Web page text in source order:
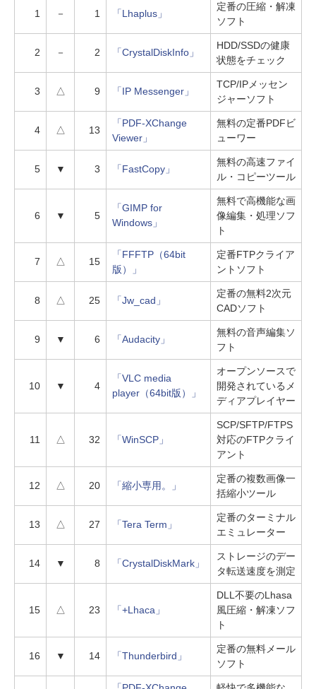
1 － 1 「Lhaplus」
定番の圧縮・解凍
ソフト
2 － 2 「CrystalDiskInfo」
HDD/SSDの健康
状態をチェック
3 △ 9 「IP Messenger」
TCP/IPメッセン
ジャーソフト
4 △ 13
「PDF-XChange
Viewer」
無料の定番PDFビ
ューワー
5 ▼ 3 「FastCopy」
無料の高速ファイ
ル・コピーツール
6 ▼ 5
「GIMP for
Windows」
無料で高機能な画
像編集・処理ソフ
ト
7 △ 15
「FFFTP（64bit
版）」
定番FTPクライア
ントソフト
8 △ 25 「Jw_cad」
定番の無料2次元
CADソフト
9 ▼ 6 「Audacity」
無料の音声編集ソ
フト
10 ▼ 4
「VLC media
player（64bit版）」
オープンソースで
開発されているメ
ディアプレイヤー
11 △ 32 「WinSCP」
SCP/SFTP/FTPS
対応のFTPクライ
アント
12 △ 20 「縮小専用。」
定番の複数画像一
括縮小ツール
13 △ 27 「Tera Term」
定番のターミナル
エミュレーター
14 ▼ 8 「CrystalDiskMark」
ストレージのデー
タ転送速度を測定
15 △ 23 「+Lhaca」
DLL不要のLhasa
風圧縮・解凍ソフ
ト
16 ▼ 14 「Thunderbird」
定番の無料メール
ソフト